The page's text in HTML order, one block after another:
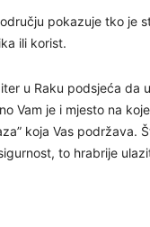
pokazuje tko je
ili korist.
u Raku podsjeća da
Vam je i mjesto na
koja Vas podržava.
to hrabrije